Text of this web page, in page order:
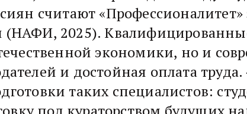
считают
2025).
экономики, но и
и достойная оплата
таких специалистов: